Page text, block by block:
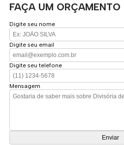
FAÇA UM ORÇAMENTO
Digite seu nome
Digite seu email
Digite seu telefone
Mensagem